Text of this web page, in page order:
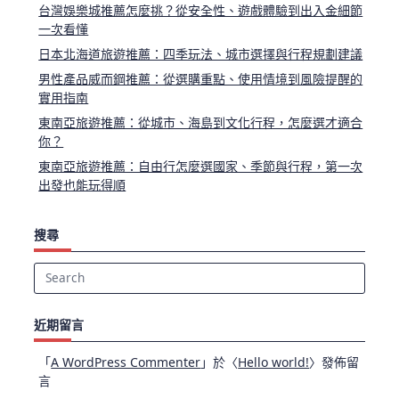
台灣娛樂城推薦怎麼挑？從安全性、遊戲體驗到出入金細節
一次看懂
日本北海道旅遊推薦：四季玩法、城市選擇與行程規劃建議
男性產品威而鋼推薦：從選購重點、使用情境到風險提醒的
實用指南
東南亞旅遊推薦：從城市、海島到文化行程，怎麼選才適合
你？
東南亞旅遊推薦：自由行怎麼選國家、季節與行程，第一次
出發也能玩得順
搜尋
Search
近期留言
「A WordPress Commenter」於〈Hello world!〉發佈留
言